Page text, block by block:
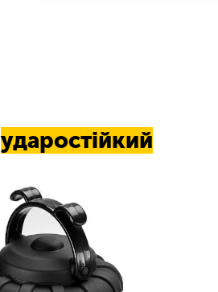
ударостійкий